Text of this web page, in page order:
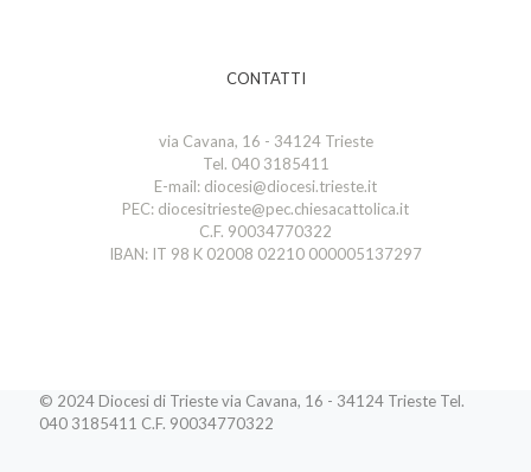
CONTATTI
via Cavana, 16 - 34124 Trieste
Tel. 040 3185411
E-mail: diocesi@diocesi.trieste.it
PEC: diocesitrieste@pec.chiesacattolica.it
C.F. 90034770322
IBAN: IT 98 K 02008 02210 000005137297
© 2024 Diocesi di Trieste via Cavana, 16 - 34124 Trieste Tel.
040 3185411 C.F. 90034770322